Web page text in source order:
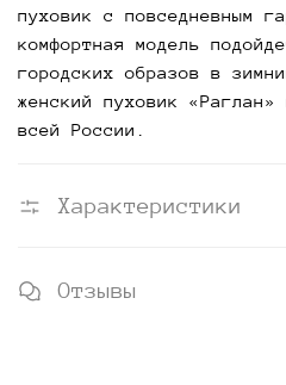
пуховик с повседневным
комфортная модель
городских образов в
женский пуховик
всей России.
Характеристики
Отзывы